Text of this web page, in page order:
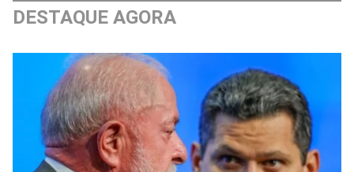
DESTAQUE AGORA